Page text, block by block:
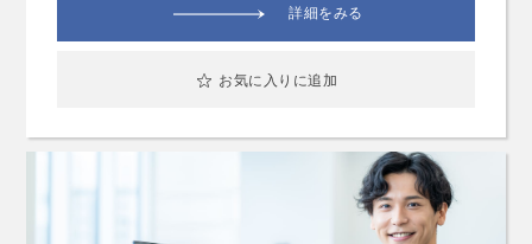
詳細をみる
お気に入りに追加